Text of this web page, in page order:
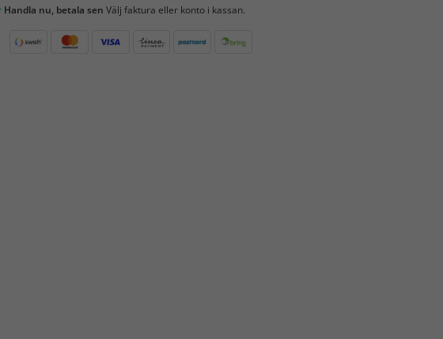
Handla nu, betala sen Välj faktura eller konto i kassan.